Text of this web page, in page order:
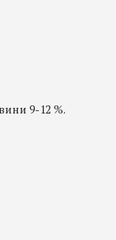
9-12 %.